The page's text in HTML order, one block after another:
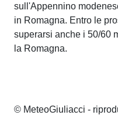
sull'Appennino
in Romagna. Entro le
superarsi anche i 50/60
la Romagna.
© MeteoGiuliacci -